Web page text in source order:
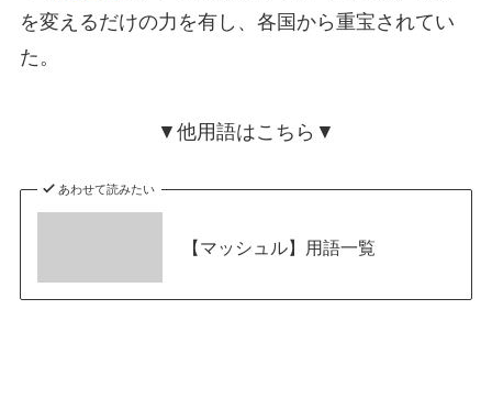
を変えるだけの力を有し、各国から重宝されてい
た。
▼他用語はこちら▼
あわせて読みたい
【マッシュル】用語一覧